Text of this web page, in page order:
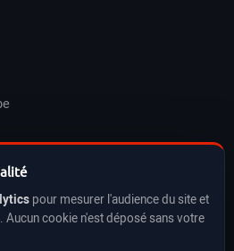
pour mesurer l'audience du site et
cookie n'est déposé sans votre